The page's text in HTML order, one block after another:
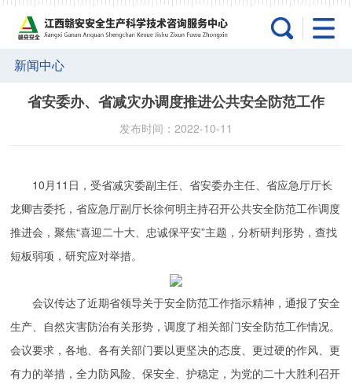
新闻中心
省安委办、省减灾办调度推进公共安全防范工作
发布时间：2022-10-11
10月11日，受省减灾委副主任、省安委办主任、省应急厅厅长
龙卿吉委托，省应急厅副厅长徐何明主持召开公共安全防范工作调度
推进会，聚焦“喜迎二十大、忠诚保平安”主题，分析研判形势，查找
短板弱项，研究应对举措。
会议传达了近期省领导关于安全防范工作指示精神，通报了安全
生产、自然灾害防治有关形势，调度了相关部门安全防范工作情况。
会议要求，各地、各有关部门要以更坚决的态度、更过硬的作风、更
有力的举措，全力防风险、保安全、护稳定，为党的二十大胜利召开